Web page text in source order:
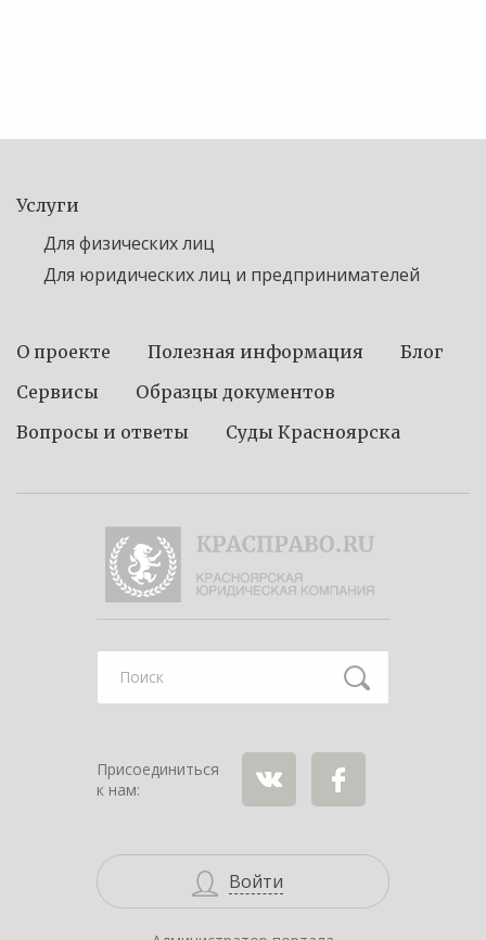
Услуги
Для физических лиц
Для юридических лиц и предпринимателей
О проекте Полезная информация
Блог
Сервисы
Образцы документов
Вопросы и ответы
Суды Красноярска
Присоединиться
к нам:
Войти